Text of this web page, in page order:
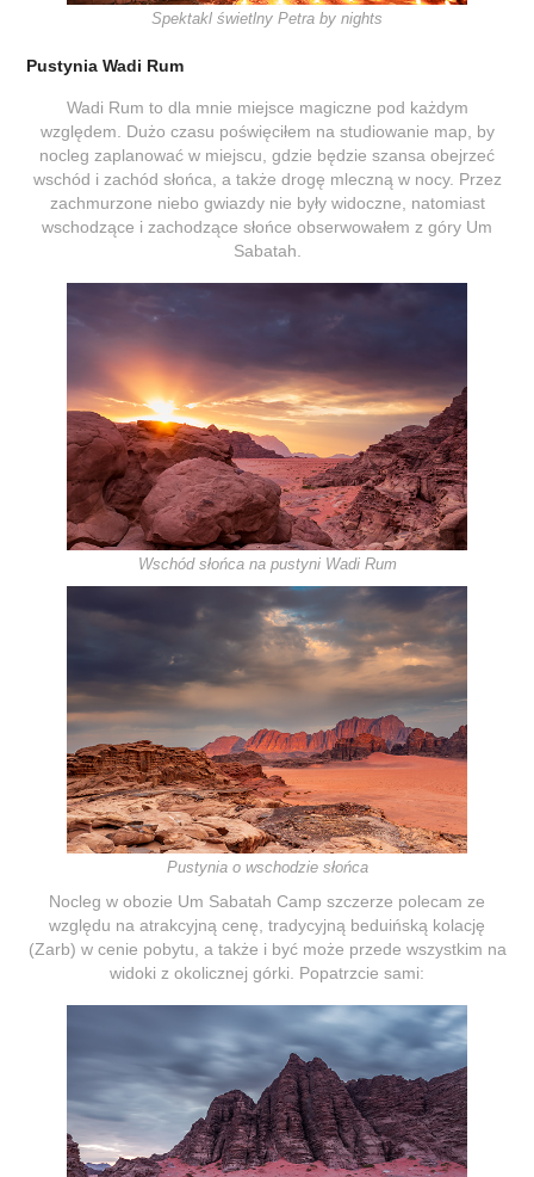
Spektakl świetlny Petra by nights
Pustynia Wadi Rum
Wadi Rum to dla mnie miejsce magiczne pod każdym
względem. Dużo czasu poświęciłem na studiowanie map, by
nocleg zaplanować w miejscu, gdzie będzie szansa obejrzeć
wschód i zachód słońca, a także drogę mleczną w nocy. Przez
zachmurzone niebo gwiazdy nie były widoczne, natomiast
wschodzące i zachodzące słońce obserwowałem z góry Um
Sabatah.
Wschód słońca na pustyni Wadi Rum
Pustynia o wschodzie słońca
Nocleg w obozie Um Sabatah Camp szczerze polecam ze
względu na atrakcyjną cenę, tradycyjną beduińską kolację
(Zarb) w cenie pobytu, a także i być może przede wszystkim na
widoki z okolicznej górki. Popatrzcie sami: